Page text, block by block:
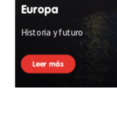
Europa
Historia y futuro
Leer más